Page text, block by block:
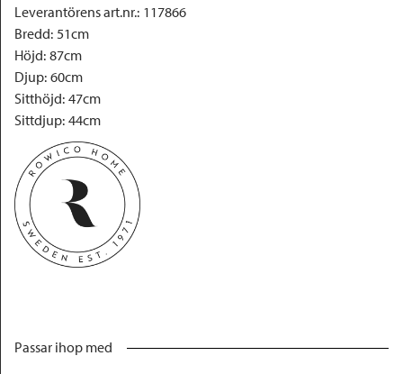
Leverantörens art.nr.: 117866
Bredd: 51cm
Höjd: 87cm
Djup: 60cm
Sitthöjd: 47cm
Sittdjup: 44cm
Passar ihop med